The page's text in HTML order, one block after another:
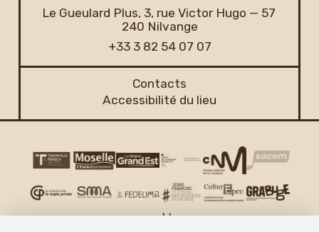
Le Gueulard Plus, 3, rue Victor Hugo — 57
240 Nilvange
+33 3 82 54 07 07
Contacts
Accessibilité du lieu